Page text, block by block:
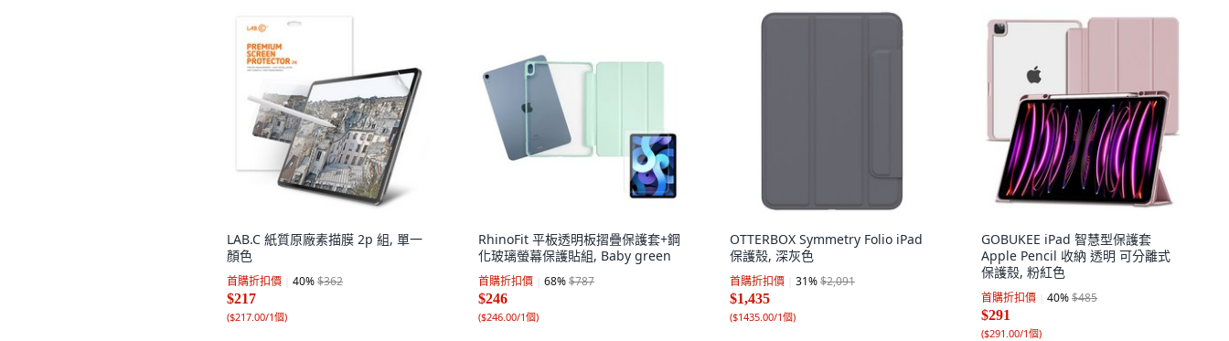
LAB.C 紙質原廠素描膜 2p 組, 單一
顏色
首購折扣價 40%$362
$217
($217.00/1個)
RhinoFit 平板透明板摺疊保護套+鋼
化玻璃螢幕保護貼組, Baby green
首購折扣價 68%$787
$246
($246.00/1個)
OTTERBOX Symmetry Folio iPad
保護殼, 深灰色
首購折扣價 31%$2,091
$1,435
($1435.00/1個)
GOBUKEE iPad 智慧型保護套
Apple Pencil 收納 透明 可分離式
保護殼, 粉紅色
首購折扣價 40%$485
$291
($291.00/1個)